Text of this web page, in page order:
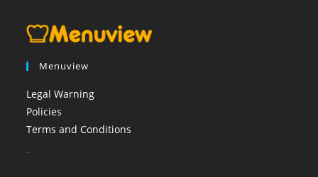
Menuview
Legal Warning
Policies
Terms and Conditions